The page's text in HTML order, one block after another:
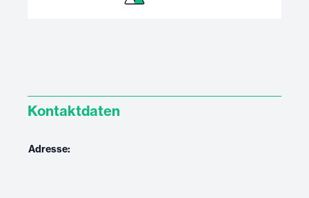
Kontaktdaten
Adresse: